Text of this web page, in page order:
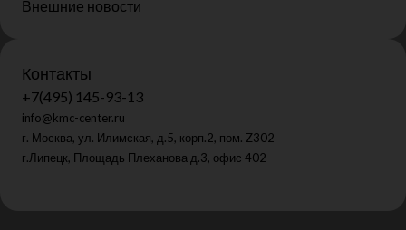
Внешние новости
Контакты
+7(495) 145-93-13
info@kmc-center.ru
г. Москва, ул. Илимская, д.5, корп.2, пом. Z302
г.Липецк, Площадь Плеханова д.3, офис 402